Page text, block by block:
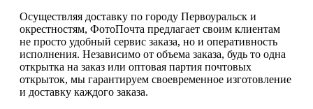
Осуществляя доставку по городу Первоуральск и
окрестностям, ФотоПочта предлагает своим клиентам
не просто удобный сервис заказа, но и оперативность
исполнения. Независимо от объема заказа, будь то одна
открытка на заказ или оптовая партия почтовых
открыток, мы гарантируем своевременное изготовление
и доставку каждого заказа.